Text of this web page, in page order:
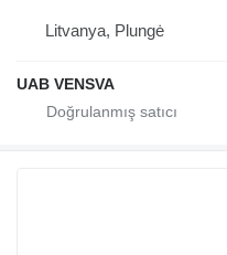
Litvanya, Plungė
UAB VENSVA